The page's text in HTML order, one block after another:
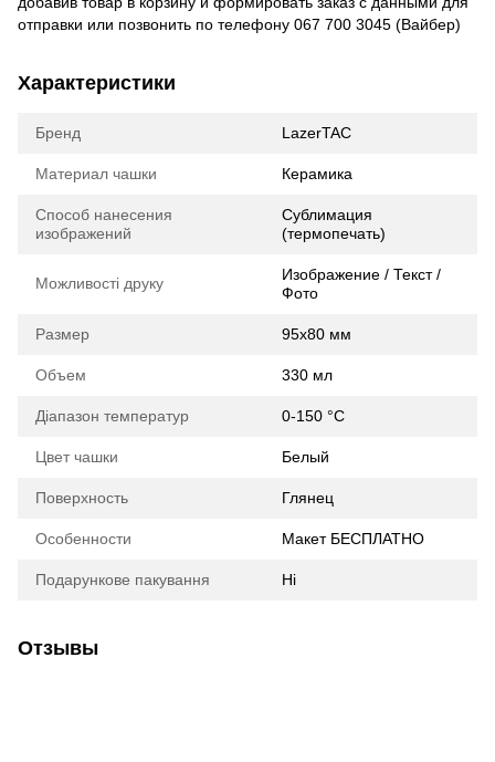
отправки или позвонить по телефону 067 700 3045 (Вайбер)
Характеристики
Бренд LazerTAC
Материал чашки Керамика
Способ нанесения
изображений
Сублимация
(термопечать)
Можливості друку
Изображение / Текст /
Фото
Размер 95х80 мм
Объем 330 мл
Діапазон температур 0-150 °C
Цвет чашки Белый
Поверхность Глянец
Особенности Макет БЕСПЛАТНО
Подарункове пакування Ні
Отзывы